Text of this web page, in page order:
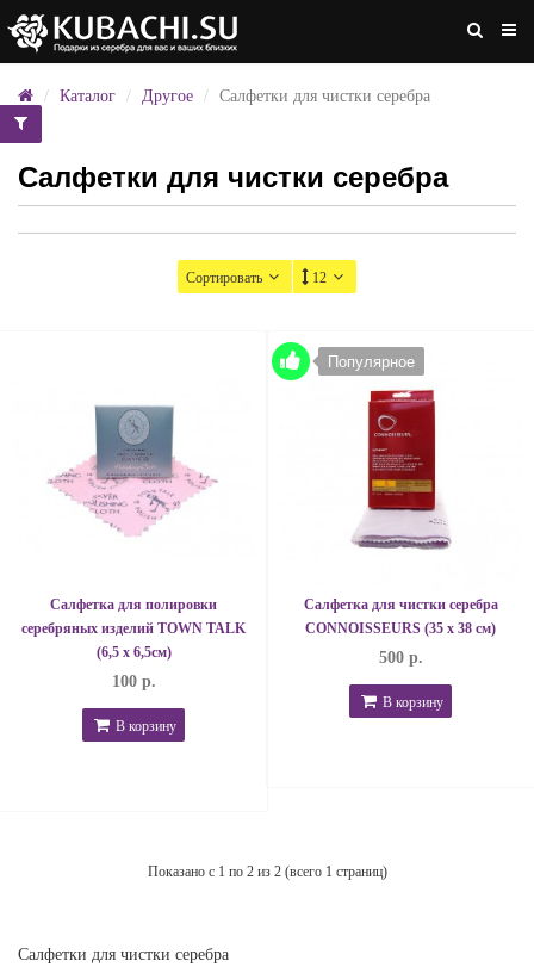
Каталог Другое Салфетки для чистки серебра
Салфетки для чистки серебра
Сортировать 12
Салфетка для полировки
серебряных изделий TOWN TALK
(6,5 х 6,5см)
100 р.
В корзину
Популярное
Салфетка для чистки серебра
CONNOISSEURS (35 х 38 см)
500 р.
В корзину
Показано с 1 по 2 из 2 (всего 1 страниц)
Салфетки для чистки серебра